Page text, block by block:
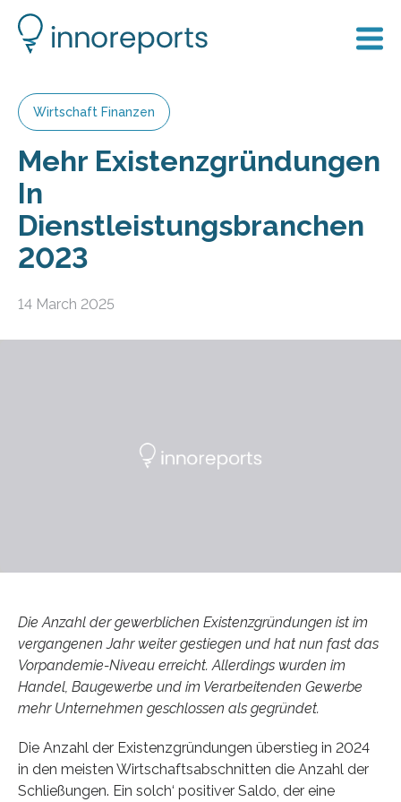
Wirtschaft Finanzen
Mehr Existenzgründungen
In
Dienstleistungsbranchen
2023
14 March 2025
Die Anzahl der gewerblichen Existenzgründungen ist im
vergangenen Jahr weiter gestiegen und hat nun fast das
Vorpandemie-Niveau erreicht. Allerdings wurden im
Handel, Baugewerbe und im Verarbeitenden Gewerbe
mehr Unternehmen geschlossen als gegründet.
Die Anzahl der Existenzgründungen überstieg in 2024
in den meisten Wirtschaftsabschnitten die Anzahl der
Schließungen. Ein solch‘ positiver Saldo, der eine